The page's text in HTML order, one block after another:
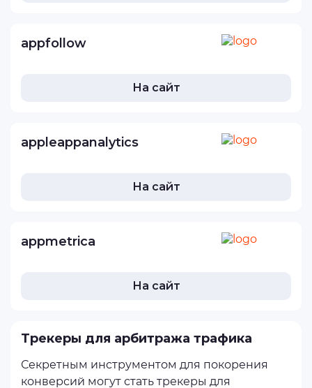
appfollow
На сайт
appleappanalytics
На сайт
appmetrica
На сайт
Трекеры для арбитража трафика
Секретным инструментом для покорения
конверсий могут стать трекеры для